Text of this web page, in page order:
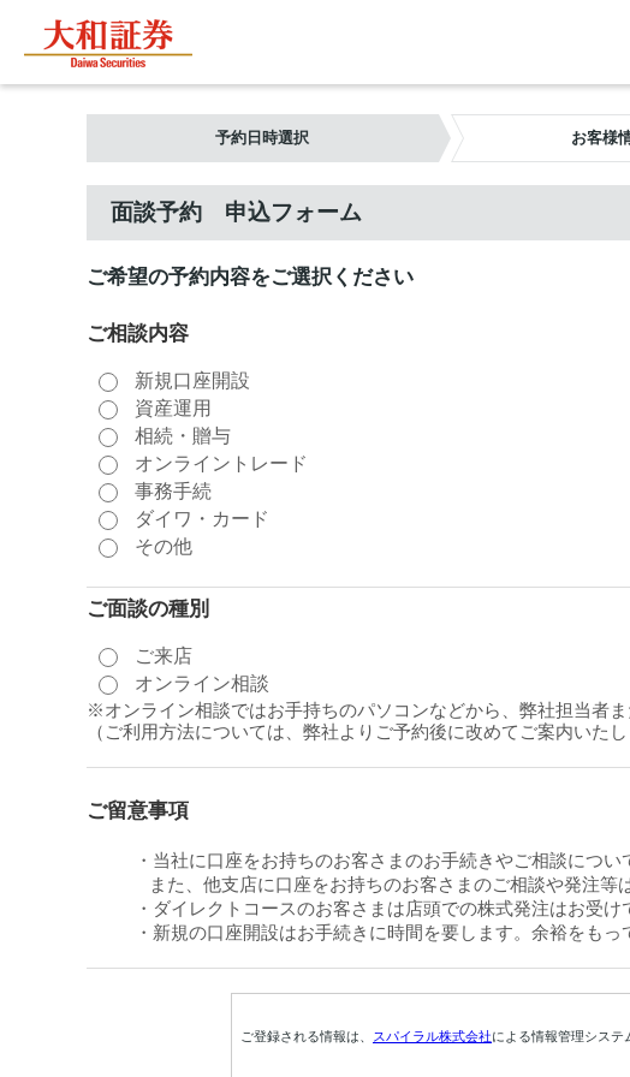
予約日時選択 お客様
面談予約 申込フォーム
ご希望の予約内容をご選択ください
ご相談内容
新規口座開設
資産運用
相続・贈与
オンライントレード
事務手続
ダイワ・カード
その他
ご面談の種別
ご来店
オンライン相談
※オンライン相談ではお手持ちのパソコンなどから、弊社担当者
（ご利用方法については、弊社よりご予約後に改めてご案内いたし
ご留意事項
・当社に口座をお持ちのお客さまのお手続きやご相談につ
また、他支店に口座をお持ちのお客さまのご相談や発注等
・ダイレクトコースのお客さまは店頭での株式発注はお受け
・新規の口座開設はお手続きに時間を要します。余裕をもっ
ご登録される情報は、 スパイラル株式会社による情報管理システ